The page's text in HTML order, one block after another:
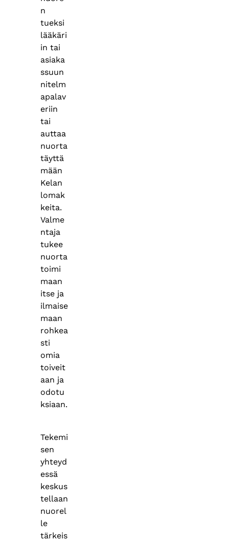
n
tueksi
lääkäri
in tai
asiaka
ssuun
nitelm
apalav
eriin
tai
auttaa
nuorta
täyttä
mään
Kelan
lomak
keita.
Valme
ntaja
tukee
nuorta
toimi
maan
itse ja
ilmaise
maan
rohkea
sti
omia
toiveit
aan ja
odotu
ksiaan.
Tekemi
sen
yhteyd
essä
keskus
tellaan
nuorel
le
tärkeis